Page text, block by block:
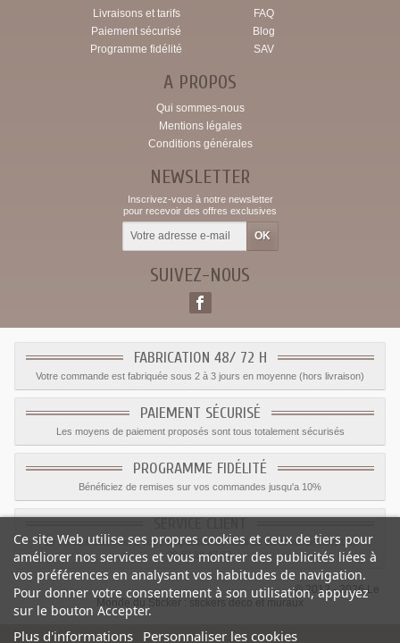
Livraisons et tarifs
Paiement sécurisé
Programme fidélité
FAQ
Blog
SAV
A PROPOS
Qui sommes-nous
Mentions légales
Conditions générales
NEWSLETTER
Inscrivez-vous à notre newsletter
pour recevoir des offres exclusives
SUIVEZ-NOUS
FABRICATION 48/ 72 H
Votre commande est fabriquée sous 2 à 3 jours en moyenne (hors livraison)
PAIEMENT SÉCURISÉ
Les moyens de paiement proposés sont tous totalement sécurisés
PROGRAMME FIDÉLITÉ
Bénéficiez de remises sur vos commandes jusqu'a 10%
Le service client est a votre disposition du lundi au vendredi de 8h à 17h
09.82.28.47.69.
© 2012 - 2026 Le
Monde du Sticker :
stickers déco et muraux
Ce site Web utilise ses propres cookies et ceux de tiers pour
améliorer nos services et vous montrer des publicités liées à
vos préférences en analysant vos habitudes de navigation.
Pour donner votre consentement à son utilisation, appuyez
sur le bouton Accepter.
Plus d'informations Personnaliser les cookies